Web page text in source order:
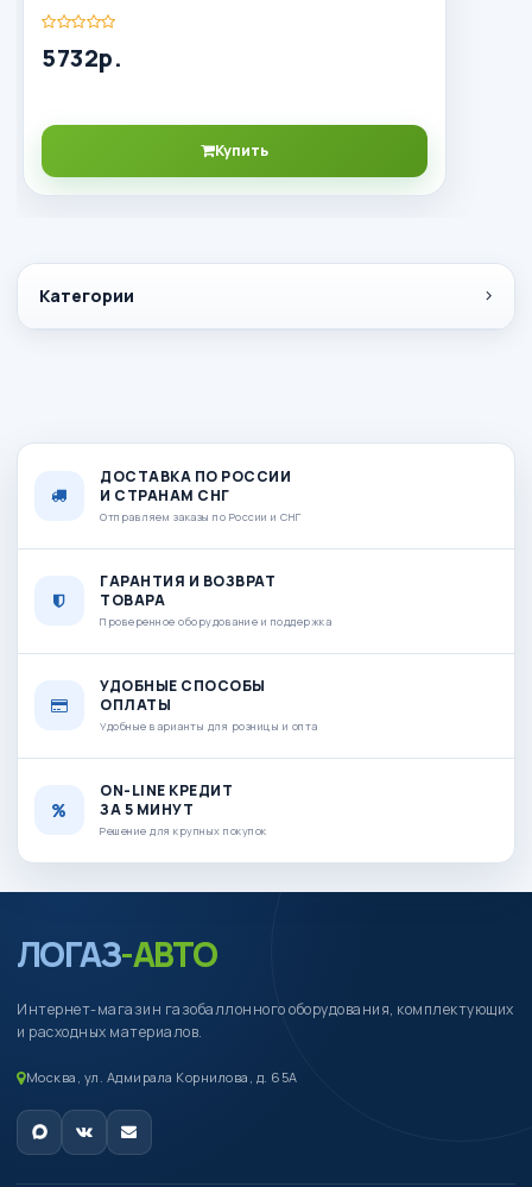
Категории
5732р.
Купить
ДОСТАВКА ПО РОССИИ
И СТРАНАМ СНГ
Отправляем заказы по России и СНГ
ГАРАНТИЯ И ВОЗВРАТ
ТОВАРА
Проверенное оборудование и поддержка
УДОБНЫЕ СПОСОБЫ
ОПЛАТЫ
Удобные варианты для розницы и опта
ON-LINE КРЕДИТ
ЗА 5 МИНУТ
Решение для крупных покупок
ЛОГАЗ-АВТО
Интернет-магазин газобаллонного оборудования, комплектующих
и расходных материалов.
Москва, ул. Адмирала Корнилова, д. 65А